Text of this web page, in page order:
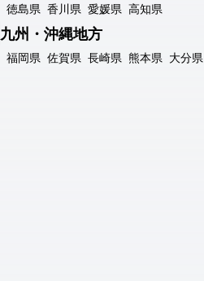
徳島県 香川県 愛媛県 高知県
九州・沖縄地方
福岡県 佐賀県 長崎県 熊本県 大分県